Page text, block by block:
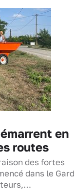
en
routes
des fortes
dans le